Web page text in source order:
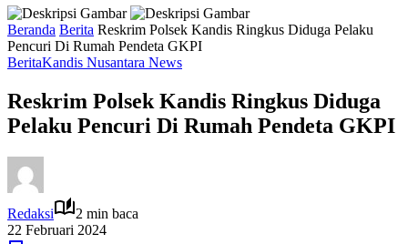
Beranda Berita Reskrim Polsek Kandis Ringkus Diduga Pelaku
Pencuri Di Rumah Pendeta GKPI
BeritaKandis Nusantara News
Reskrim Polsek Kandis Ringkus Diduga
Pelaku Pencuri Di Rumah Pendeta GKPI
Redaksi
2 min baca
22 Februari 2024